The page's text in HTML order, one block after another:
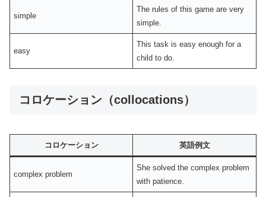
simple
The rules of this game are very
simple.
easy
This task is easy enough for a
child to do.
コロケーション（collocations）
コロケーション 英語例文
complex problem
She solved the complex problem
with patience.